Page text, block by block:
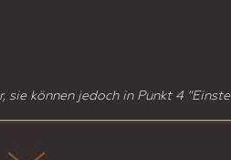
können jedoch in Punkt 4